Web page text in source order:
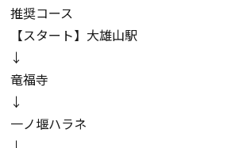
推奨コース
【スタート】大雄山駅
↓
竜福寺
↓
一ノ堰ハラネ